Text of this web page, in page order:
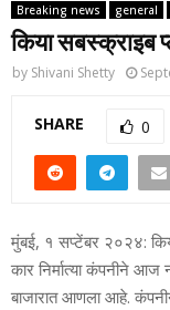
Breaking news general
किया सबस्क्राइब
by Shivani Shetty
SHARE 0
मुंबई, १ सप्टेंबर २०२४:
कार निर्मात्या कंपनीने आज
बाजारात आणला आहे.